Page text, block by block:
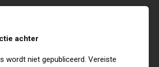
achter
wordt niet gepubliceerd. Vereiste